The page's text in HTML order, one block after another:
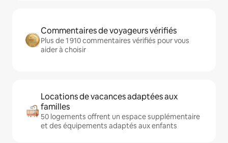
Commentaires de voyageurs vérifiés
Plus de 1 910 commentaires vérifiés pour vous
aider à choisir
Locations de vacances adaptées aux
familles
50 logements offrent un espace supplémentaire
et des équipements adaptés aux enfants